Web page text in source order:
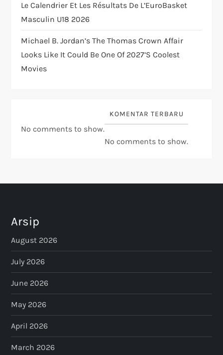
Le Calendrier Et Les Résultats De L’EuroBasket
Masculin U18 2026
Michael B. Jordan’s The Thomas Crown Affair
Looks Like It Could Be One Of 2027’s Coolest
Movies
No comments to show.
KOMENTAR TERBARU
No comments to show.
Arsip
August 2026
July 2026
June 2026
May 2026
April 2026
March 2026